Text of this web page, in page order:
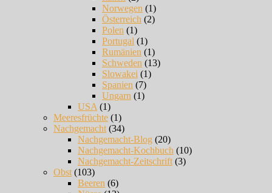
Norwegen (1)
Österreich (2)
Polen (1)
Portugal (1)
Rumänien (1)
Schweden (13)
Slowakei (1)
Spanien (7)
Ungarn (1)
USA (1)
Meeresfrüchte (1)
Nachgemacht (34)
Nachgemacht-Blog (20)
Nachgemacht-Kochbuch (10)
Nachgemacht-Zeitschrift (3)
Obst (103)
Beeren (6)